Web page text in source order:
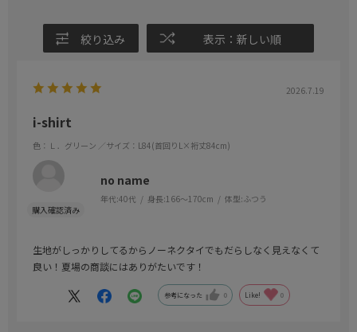
絞り込み 表示：新しい順
2026.7.19
i-shirt
色：Ｌ．グリーン ／サイズ：L84(首回りL×裄丈84cm)
no name
年代:40代 身長:166～170cm 体型:ふつう
生地がしっかりしてるからノーネクタイでもだらしなく見えなくて
良い！夏場の商談にはありがたいです！
参考になった 0 Like! 0